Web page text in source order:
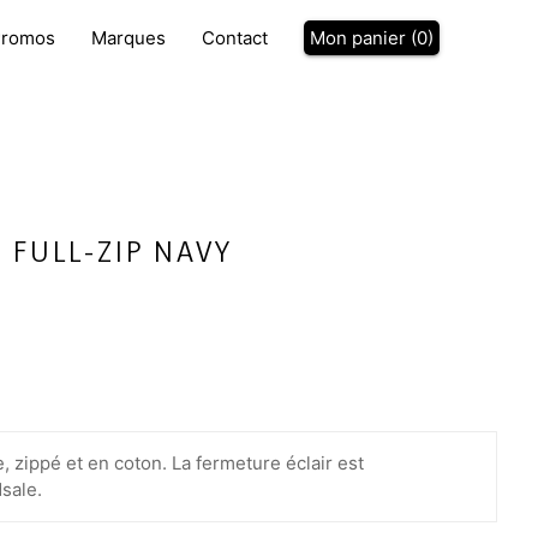
romos Marques Contact Mon panier (0)
FULL-ZIP NAVY
zippé et en coton. La fermeture éclair est